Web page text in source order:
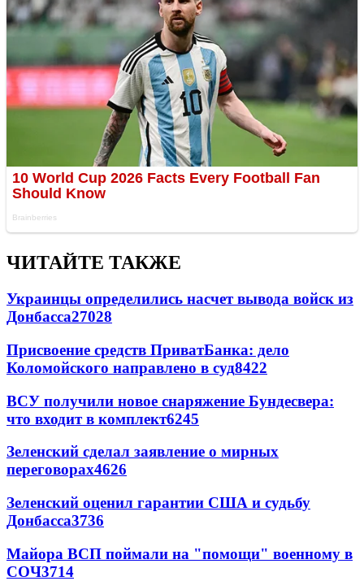
ЧИТАЙТЕ ТАКЖЕ
Украинцы определились насчет вывода войск из
Донбасса27028
Присвоение средств ПриватБанка: дело
Коломойского направлено в суд8422
ВСУ получили новое снаряжение Бундесвера:
что входит в комплект6245
Зеленский сделал заявление о мирных
переговорах4626
Зеленский оценил гарантии США и судьбу
Донбасса3736
Майора ВСП поймали на "помощи" военному в
СОЧ3714